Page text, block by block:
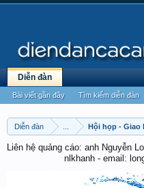
Diễn đàn Hội họp - Giao
Liên hệ quảng cáo: anh Nguyễn
nlkhanh - email:
Diễn đàn
Bài viết gần đây Tìm kiếm diễn đàn